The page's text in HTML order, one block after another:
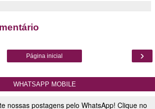
›
Página inicial
WHATSAPP MOBILE
nossas postagens pelo WhatsApp! Clique no